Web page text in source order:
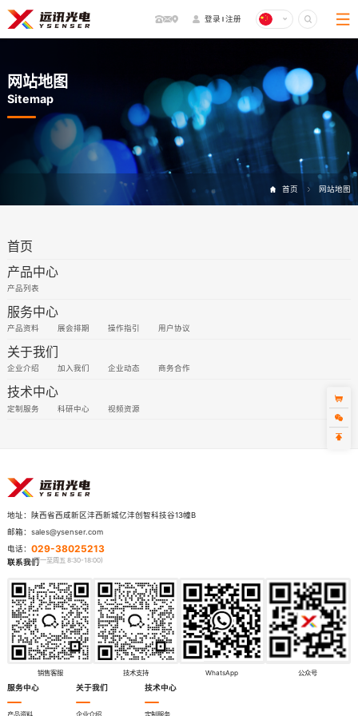
登录 注册
网站地图
Sitemap
首页 网站地图
首页
产品中心
产品列表
服务中心
产品资料 展会排期 操作指引 用户协议
关于我们
企业介绍 加入我们 企业动态 商务合作
技术中心
定制服务 科研中心 视频资源
地址： 陕西省西咸新区沣西新城亿沣创智科技谷13幢B
邮箱： sales@ysenser.com
电话： 029-38025213
联系我们
销售客服 技术支持 WhatsApp 公众号
服务中心 关于我们 技术中心